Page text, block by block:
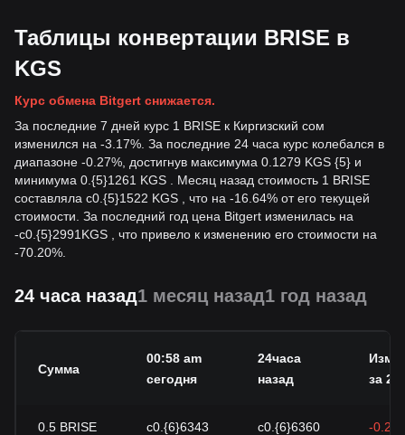
Таблицы конвертации BRISE в
KGS
Курс обмена Bitgert снижается.
За последние 7 дней курс 1 BRISE к Киргизский сом
изменился на -3.17%. За последние 24 часа курс колебался в
диапазоне -0.27%, достигнув максимума 0.1279 KGS {5} и
минимума 0.{5}1261 KGS . Месяц назад стоимость 1 BRISE
составляла с0.{5}1522 KGS , что на -16.64% от его текущей
стоимости. За последний год цена Bitgert изменилась на
-с0.{5}2991 KGS , что привело к изменению его стоимости на
-70.20%.
24 часа назад1 месяц назад1 год назад
Сумма
00:58 am
сегодня
24часа
назад
за 24
0.5 BRISE с0.{6}6343 с0.{6}6360 -